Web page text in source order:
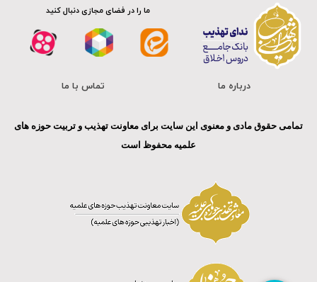
ما را در فضای مجازی دنبال کنید
درباره ما تماس با ما
تمامی حقوق مادی و معنوی این سایت برای معاونت تهذیب و تربیت حوزه های
علمیه محفوظ است